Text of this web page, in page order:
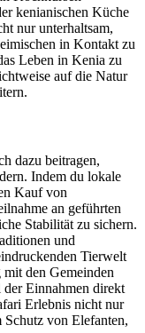
kenianischen Küche
nur unterhaltsam,
in Kontakt zu
Leben in Kenia zu
auf die Natur
dazu beitragen,
Indem du lokale
Kauf von
an geführten
Stabilität zu sichern.
und
Tierwelt
mit den Gemeinden
der Einnahmen direkt
Erlebnis nicht nur
Schutz von Elefanten,